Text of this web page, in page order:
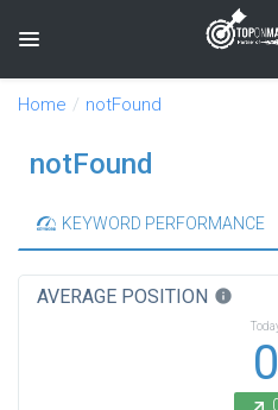
Toggle navigation
Home notFound
notFound
KEYWORD PERFORMANCE
AVERAGE POSITION info
0